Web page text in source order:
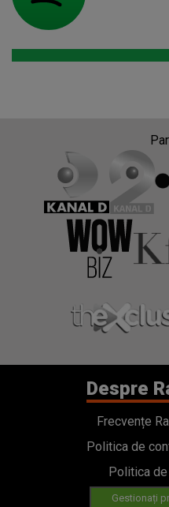
Despre
Frecvențe
Politica de
Politica
Gestionați